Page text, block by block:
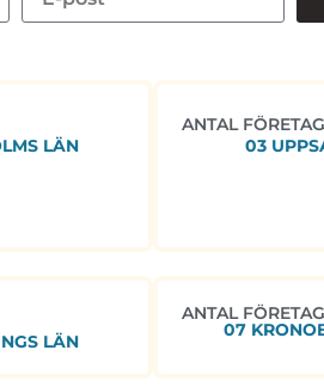
LÄN
ANTAL
03
LÄN
ANTAL
07